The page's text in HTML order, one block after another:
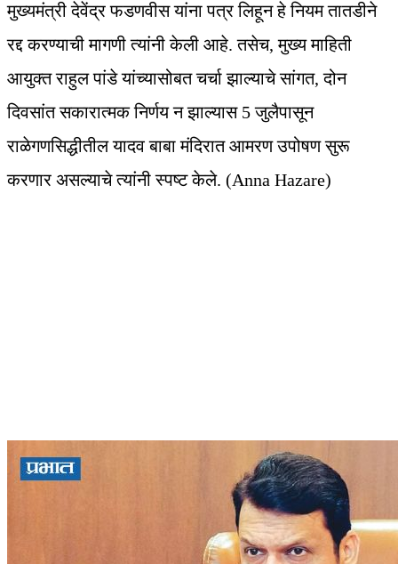
मुख्यमंत्री देवेंद्र फडणवीस यांना पत्र लिहून हे नियम तातडीने
रद्द करण्याची मागणी त्यांनी केली आहे. तसेच, मुख्य माहिती
आयुक्त राहुल पांडे यांच्यासोबत चर्चा झाल्याचे सांगत, दोन
दिवसांत सकारात्मक निर्णय न झाल्यास 5 जुलैपासून
राळेगणसिद्धीतील यादव बाबा मंदिरात आमरण उपोषण सुरू
करणार असल्याचे त्यांनी स्पष्ट केले. (Anna Hazare)